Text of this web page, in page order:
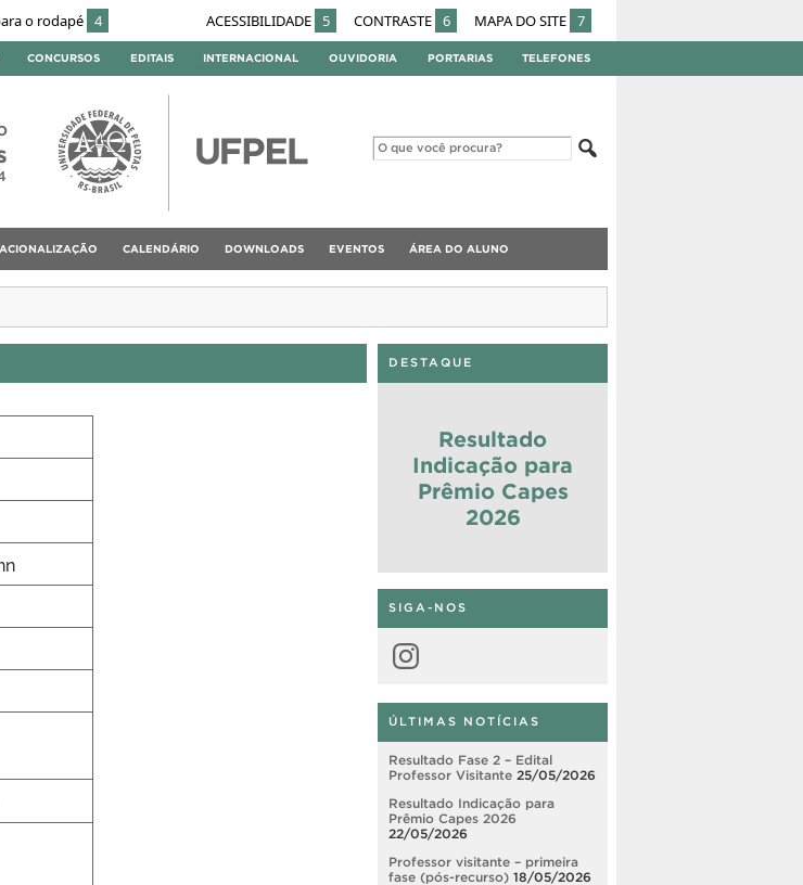
o rodapé 4 ACESSIBILIDADE 5 CONTRASTE 6 MAPA DO SITE 7
CONCURSOS EDITAIS INTERNACIONAL OUVIDORIA PORTARIAS TELEFONES
CALENDÁRIO DOWNLOADS EVENTOS ÁREA DO ALUNO
DESTAQUE
Resultado
Indicação para
Prêmio Capes
2026
SIGA-NOS
Instagram
ÚLTIMAS NOTÍCIAS
Resultado Fase 2 – Edital
Professor Visitante 25/05/2026
Resultado Indicação para
Prêmio Capes 2026
22/05/2026
Professor visitante – primeira
fase (pós-recurso) 18/05/2026